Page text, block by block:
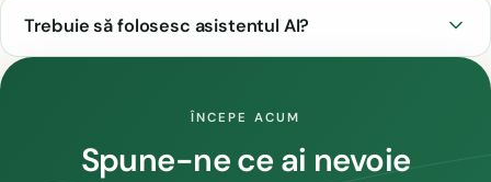
Trebuie să folosesc asistentul AI?
ÎNCEPE ACUM
Spune-ne ce ai nevoie